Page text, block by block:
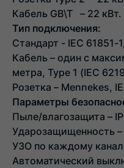
Кабель GB\T – 22 кВт.
Тип подключения:
Стандарт - IEC 61851-
Кабель – один с
метра, Type 1 (IEC
Розетка – Mennekes,
Параметры
Пыле/влагозащита –
Ударозащищенность –
УЗО по каждому
Автоматический